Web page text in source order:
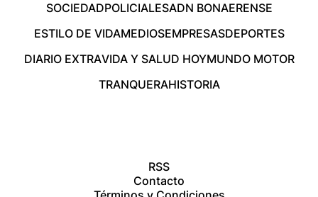
SOCIEDADPOLICIALESADN BONAERENSE
ESTILO DE VIDAMEDIOSEMPRESASDEPORTES
DIARIO EXTRAVIDA Y SALUD HOYMUNDO MOTOR
TRANQUERAHISTORIA
RSS
Contacto